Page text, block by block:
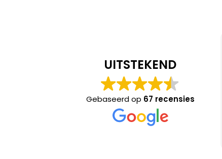
UITSTEKEND
Gebaseerd op 67 recensies
Meneer de
gecheckt
zijn werk
dankjewel